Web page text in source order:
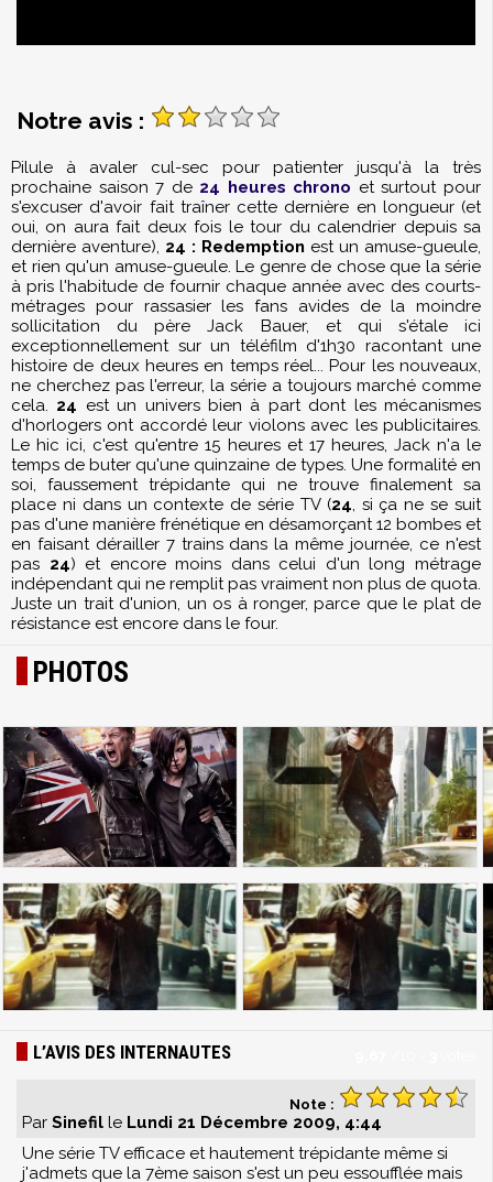
Notre avis :
Pilule à avaler cul-sec pour patienter jusqu'à la très
prochaine saison 7 de 24 heures chrono et surtout pour
s'excuser d'avoir fait traîner cette dernière en longueur (et
oui, on aura fait deux fois le tour du calendrier depuis sa
dernière aventure), 24 : Redemption est un amuse-gueule,
et rien qu'un amuse-gueule. Le genre de chose que la série
à pris l'habitude de fournir chaque année avec des courts-
métrages pour rassasier les fans avides de la moindre
sollicitation du père Jack Bauer, et qui s'étale ici
exceptionnellement sur un téléfilm d'1h30 racontant une
histoire de deux heures en temps réel... Pour les nouveaux,
ne cherchez pas l'erreur, la série a toujours marché comme
cela. 24 est un univers bien à part dont les mécanismes
d'horlogers ont accordé leur violons avec les publicitaires.
Le hic ici, c'est qu'entre 15 heures et 17 heures, Jack n'a le
temps de buter qu'une quinzaine de types. Une formalité en
soi, faussement trépidante qui ne trouve finalement sa
place ni dans un contexte de série TV (24, si ça ne se suit
pas d'une manière frénétique en désamorçant 12 bombes et
en faisant dérailler 7 trains dans la même journée, ce n'est
pas 24) et encore moins dans celui d'un long métrage
indépendant qui ne remplit pas vraiment non plus de quota.
Juste un trait d'union, un os à ronger, parce que le plat de
résistance est encore dans le four.
PHOTOS
L’AVIS DES INTERNAUTES
Note :
Par Sinefil le Lundi 21 Décembre 2009, 4:44
Une série TV efficace et hautement trépidante même si
j'admets que la 7ème saison s'est un peu essoufflée mais